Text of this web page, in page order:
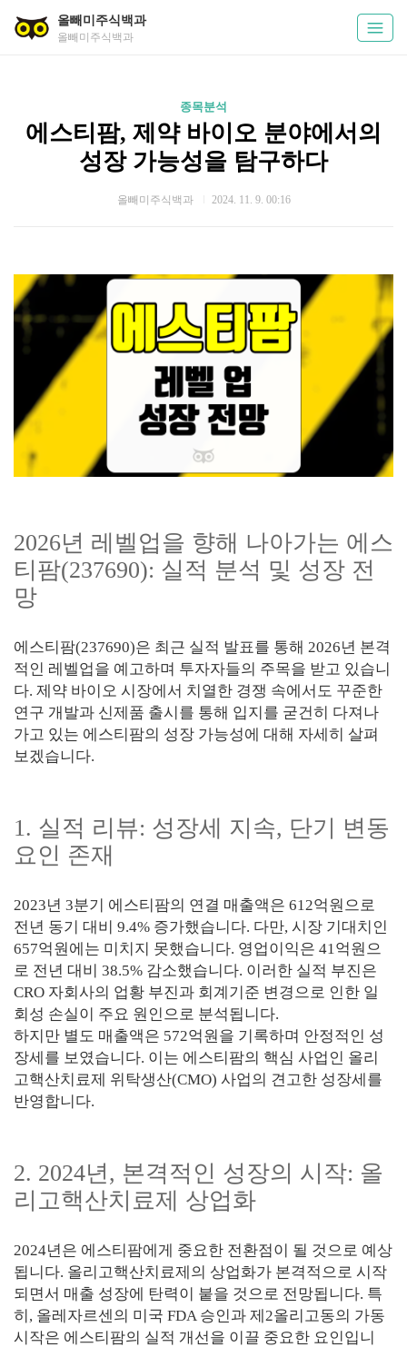
올빼미주식백과
올빼미주식백과
종목분석
에스티팜, 제약 바이오 분야에서의
성장 가능성을 탐구하다
올빼미주식백과 2024. 11. 9. 00:16
2026년 레벨업을 향해 나아가는 에스
티팜(237690): 실적 분석 및 성장 전
망
에스티팜(237690)은 최근 실적 발표를 통해 2026년 본격
적인 레벨업을 예고하며 투자자들의 주목을 받고 있습니
다. 제약 바이오 시장에서 치열한 경쟁 속에서도 꾸준한
연구 개발과 신제품 출시를 통해 입지를 굳건히 다져나
가고 있는 에스티팜의 성장 가능성에 대해 자세히 살펴
보겠습니다.
1. 실적 리뷰: 성장세 지속, 단기 변동
요인 존재
2023년 3분기 에스티팜의 연결 매출액은 612억원으로
전년 동기 대비 9.4% 증가했습니다. 다만, 시장 기대치인
657억원에는 미치지 못했습니다. 영업이익은 41억원으
로 전년 대비 38.5% 감소했습니다. 이러한 실적 부진은
CRO 자회사의 업황 부진과 회계기준 변경으로 인한 일
회성 손실이 주요 원인으로 분석됩니다.
하지만 별도 매출액은 572억원을 기록하며 안정적인 성
장세를 보였습니다. 이는 에스티팜의 핵심 사업인 올리
고핵산치료제 위탁생산(CMO) 사업의 견고한 성장세를
반영합니다.
2. 2024년, 본격적인 성장의 시작: 올
리고핵산치료제 상업화
2024년은 에스티팜에게 중요한 전환점이 될 것으로 예상
됩니다. 올리고핵산치료제의 상업화가 본격적으로 시작
되면서 매출 성장에 탄력이 붙을 것으로 전망됩니다. 특
히, 올레자르센의 미국 FDA 승인과 제2올리고동의 가동
시작은 에스티팜의 실적 개선을 이끌 중요한 요인입니